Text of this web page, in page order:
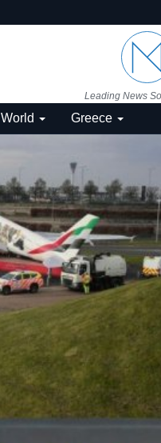
Leading News
World Greece